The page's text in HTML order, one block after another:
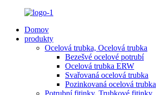
Domov
produkty
Ocelová trubka, Ocelová trubka
Bezešvé ocelové potrubí
Ocelová trubka ERW
Svařovaná ocelová trubka
Pozinkovaná ocelová trubka
Potrubní fitinky, Trubkové fitinky